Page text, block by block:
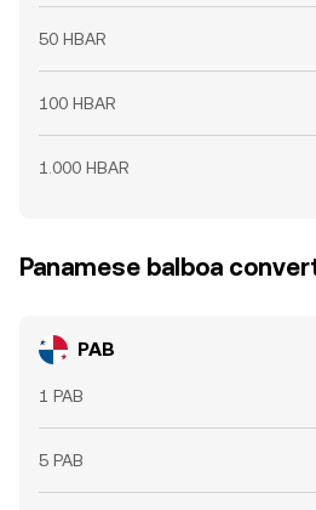
50 HBAR
100 HBAR
1.000 HBAR
Panamese balboa
PAB
1 PAB
5 PAB